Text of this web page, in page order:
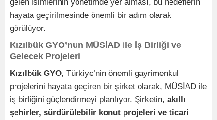
gelen isimlerinin yönetimde yer alması, bu hedeflerin
hayata geçirilmesinde önemli bir adım olarak
görülüyor.
Kızılbük GYO’nun MÜSİAD ile İş Birliği ve
Gelecek Projeleri
Kızılbük GYO, Türkiye’nin önemli gayrimenkul
projelerini hayata geçiren bir şirket olarak, MÜSİAD ile
iş birliğini güçlendirmeyi planlıyor. Şirketin, akıllı
şehirler, sürdürülebilir konut projeleri ve ticari